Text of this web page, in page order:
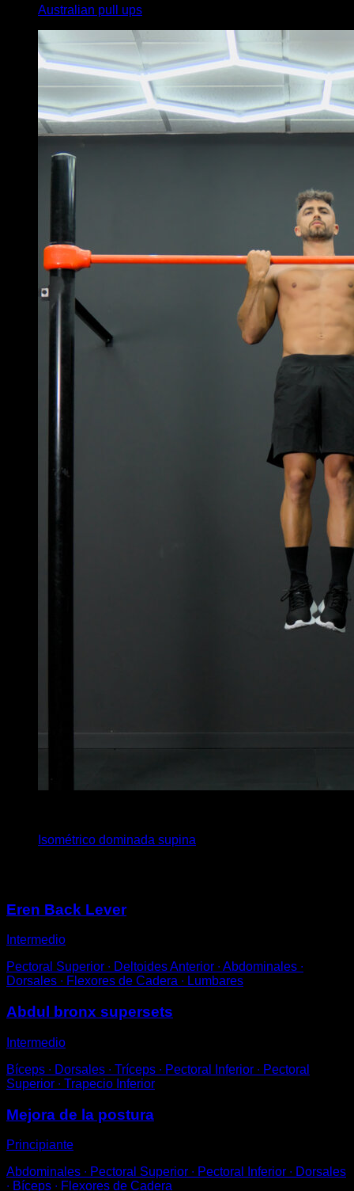
Australian pull ups
Isométrico dominada supina
Eren Back Lever
Intermedio
Pectoral Superior ∙ Deltoides Anterior ∙ Abdominales ∙
Dorsales ∙ Flexores de Cadera ∙ Lumbares
Abdul bronx supersets
Intermedio
Bíceps ∙ Dorsales ∙ Tríceps ∙ Pectoral Inferior ∙ Pectoral
Superior ∙ Trapecio Inferior
Mejora de la postura
Principiante
Abdominales ∙ Pectoral Superior ∙ Pectoral Inferior ∙ Dorsales
∙ Bíceps ∙ Flexores de Cadera